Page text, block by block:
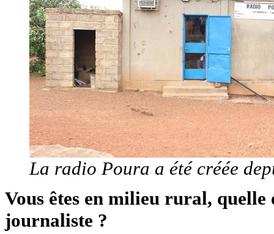
La radio Poura a été créée
Vous êtes en milieu rural,
journaliste ?